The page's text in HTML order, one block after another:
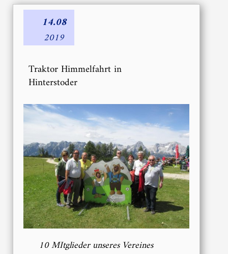
14.08
2019
Traktor Himmelfahrt in
Hinterstoder
10 MItglieder unseres Vereines